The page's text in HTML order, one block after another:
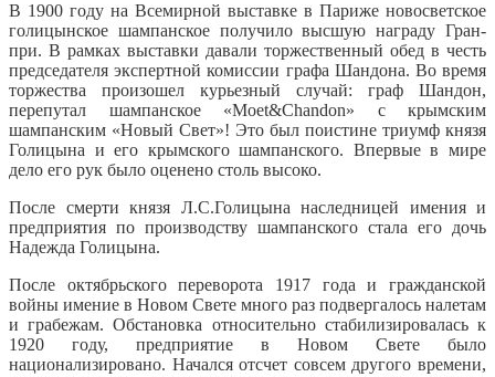
В 1900 году на Всемирной выставке в Париже новосветское
голицынское шампанское получило высшую награду Гран-
при. В рамках выставки давали торжественный обед в честь
председателя экспертной комиссии графа Шандона. Во время
торжества произошел курьезный случай: граф Шандон,
перепутал шампанское «Moet&Chandon» с крымским
шампанским «Новый Свет»! Это был поистине триумф князя
Голицына и его крымского шампанского. Впервые в мире
дело его рук было оценено столь высоко.
После смерти князя Л.С.Голицына наследницей имения и
предприятия по производству шампанского стала его дочь
Надежда Голицына.
После октябрьского переворота 1917 года и гражданской
войны имение в Новом Свете много раз подвергалось налетам
и грабежам. Обстановка относительно стабилизировалась к
1920 году, предприятие в Новом Свете было
национализировано. Начался отсчет совсем другого времени,